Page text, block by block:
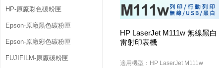
HP-原廠彩色碳粉匣
Epson-原廠黑色碳粉匣
Epson-原廠彩色碳粉匣
FUJIFILM-原廠碳粉匣
HP LaserJet M111w 無線黑白
雷射印表機
適用機型：HP LaserJet M111w